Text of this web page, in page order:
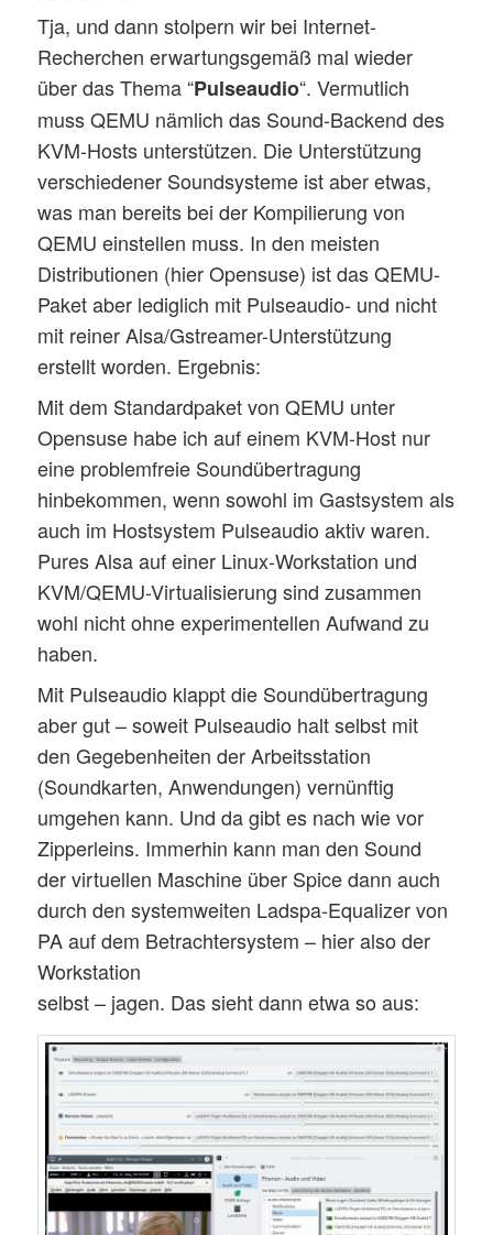
Tja, und dann stolpern wir bei Internet-
Recherchen erwartungsgemäß mal wieder
über das Thema “Pulseaudio“. Vermutlich
muss QEMU nämlich das Sound-Backend des
KVM-Hosts unterstützen. Die Unterstützung
verschiedener Soundsysteme ist aber etwas,
was man bereits bei der Kompilierung von
QEMU einstellen muss. In den meisten
Distributionen (hier Opensuse) ist das QEMU-
Paket aber lediglich mit Pulseaudio- und nicht
mit reiner Alsa/Gstreamer-Unterstützung
erstellt worden. Ergebnis:
Mit dem Standardpaket von QEMU unter
Opensuse habe ich auf einem KVM-Host nur
eine problemfreie Soundübertragung
hinbekommen, wenn sowohl im Gastsystem als
auch im Hostsystem Pulseaudio aktiv waren.
Pures Alsa auf einer Linux-Workstation und
KVM/QEMU-Virtualisierung sind zusammen
wohl nicht ohne experimentellen Aufwand zu
haben.
Mit Pulseaudio klappt die Soundübertragung
aber gut – soweit Pulseaudio halt selbst mit
den Gegebenheiten der Arbeitsstation
(Soundkarten, Anwendungen) vernünftig
umgehen kann. Und da gibt es nach wie vor
Zipperleins. Immerhin kann man den Sound
der virtuellen Maschine über Spice dann auch
durch den systemweiten Ladspa-Equalizer von
PA auf dem Betrachtersystem – hier also der
Workstation
selbst – jagen. Das sieht dann etwa so aus: